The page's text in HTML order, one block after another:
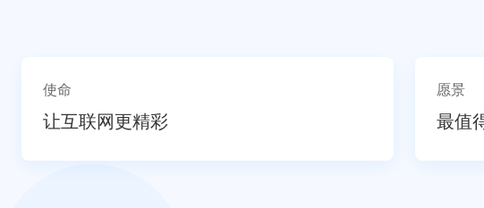
使命
让互联网更精彩
愿景
最值